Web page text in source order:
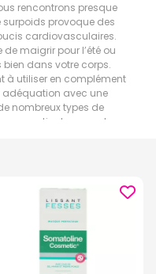
rencontrons presque
surpoids provoque des
cardiovasculaires.
maigrir pour l’été ou
dans votre corps.
à utiliser en complément
adéquation avec une
nombreux types de
partie du corps. Les